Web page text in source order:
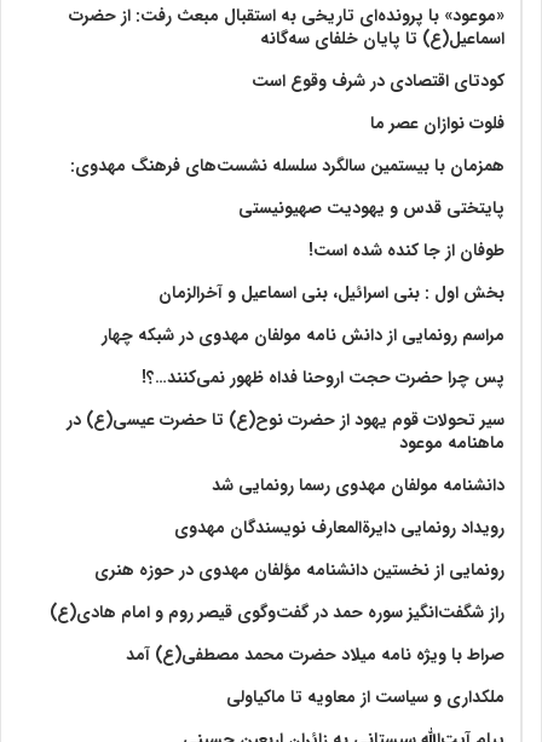
«موعود» با پرونده‌ای تاریخی به استقبال مبعث رفت: از حضرت
اسماعیل(ع) تا پایان خلفای سه‌گانه
کودتای اقتصادی در شرف وقوع است
فلوت نوازان عصر ما
همزمان با بیستمین سالگرد سلسله نشست‌های فرهنگ مهدوی:‌
پایتختی قدس و یهودیت صهیونیستی
طوفان از جا کنده شده است!
بخش اول : بنی اسرائیل، بنی اسماعیل و آخرالزمان
مراسم رونمایی از دانش نامه مولفان مهدوی در شبکه چهار
پس چرا حضرت حجت اروحنا فداه ظهور نمی‌کنند…؟!
سیر تحولات قوم یهود از حضرت نوح(ع) تا حضرت عیسی(ع) در
ماهنامه موعود
دانشنامه مولفان مهدوی رسما رونمایی شد
رویداد رونمایی دایرةالمعارف نویسندگان مهدوی
رونمایی از نخستین دانشنامه مؤلفان مهدوی در حوزه هنری
راز شگفت‌انگیز سوره حمد در گفت‌وگوی قیصر روم و امام هادی(ع)
صراط با ویژه نامه میلاد حضرت محمد مصطفی(ع) آمد
ملکداری و سیاست از معاویه تا ماکیاولی